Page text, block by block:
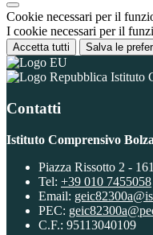
Cookie necessari per il
I cookie necessari per il
Accetta tutti Salva le
Istituto
Contatti
Istituto Comprensivo
Piazza Rissotto 2 -
Tel: +39 010 7455058
Email:
PEC:
C.F.: 95113040109